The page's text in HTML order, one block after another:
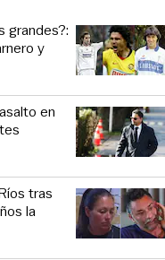
grandes?:
y
en
tras
la